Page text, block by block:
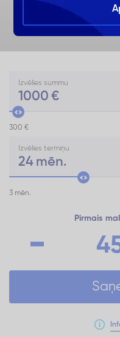
Izvēlies summu
1000 €
300 €
Izvēlies termiņu
24 mēn.
3 mēn.
Pirmais